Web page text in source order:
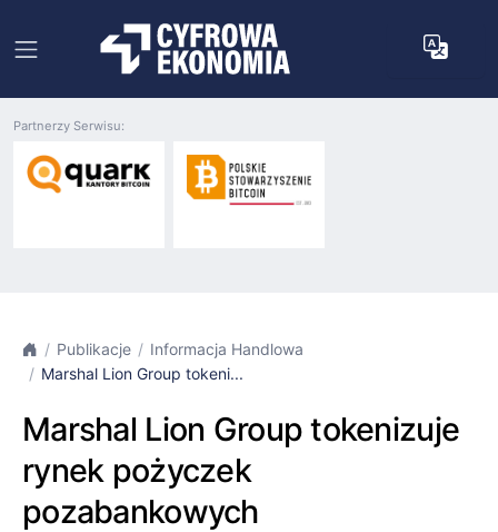
Partnerzy Serwisu:
Publikacje
Informacja Handlowa
Marshal Lion Group tokeni...
Marshal Lion Group tokenizuje
rynek pożyczek
pozabankowych